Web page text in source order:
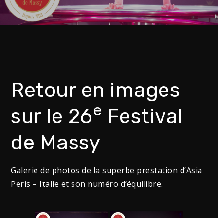
Retour en images
sur le 26e Festival
de Massy
Galerie de photos de la superbe prestation d’Asia
Peris – Italie et son numéro d’équilibre.